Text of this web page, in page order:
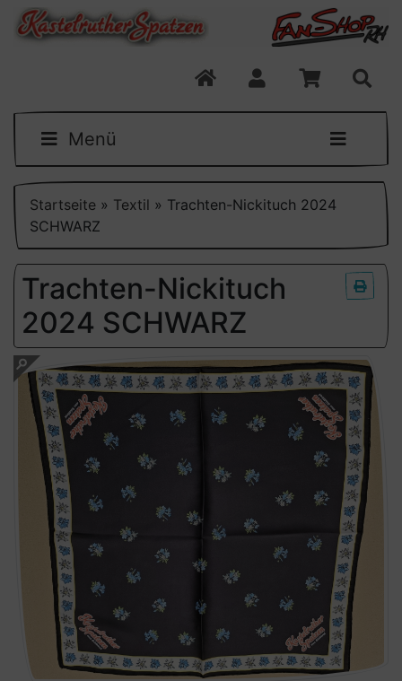
Menü
Startseite » Textil » Trachten-Nickituch 2024
SCHWARZ
Trachten-Nickituch
2024 SCHWARZ